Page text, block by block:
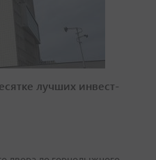
лучших инвест-